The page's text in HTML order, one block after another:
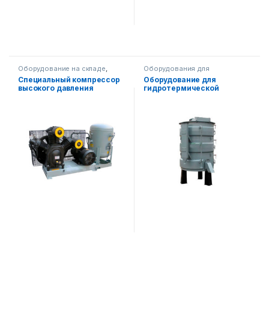
Оборудование на складе,
Оборудования для
производства масла
Специальный компрессор
высокого давления
Оборудования для
производства масла
Оборудование для
гидротермической